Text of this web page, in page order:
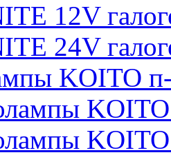
12V
24V
KOITO